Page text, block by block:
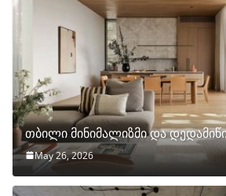
თბილი მინიმალიზმი და
May 26, 2026